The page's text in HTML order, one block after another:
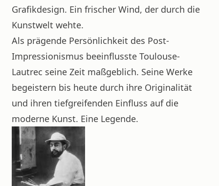
Grafikdesign. Ein frischer Wind, der durch die
Kunstwelt wehte.
Als prägende Persönlichkeit des Post-
Impressionismus beeinflusste Toulouse-
Lautrec seine Zeit maßgeblich. Seine Werke
begeistern bis heute durch ihre Originalität
und ihren tiefgreifenden Einfluss auf die
moderne Kunst. Eine Legende.